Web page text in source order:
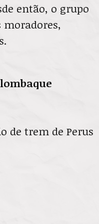
então, o grupo
de trem de Perus